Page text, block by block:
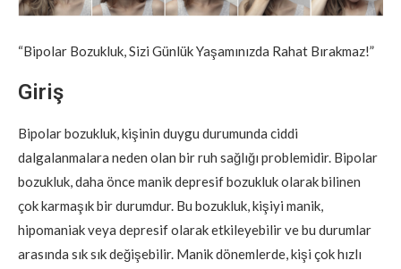
“Bipolar Bozukluk, Sizi Günlük Yaşamınızda Rahat Bırakmaz!”
Giriş
Bipolar bozukluk, kişinin duygu durumunda ciddi
dalgalanmalara neden olan bir ruh sağlığı problemidir. Bipolar
bozukluk, daha önce manik depresif bozukluk olarak bilinen
çok karmaşık bir durumdur. Bu bozukluk, kişiyi manik,
hipomaniak veya depresif olarak etkileyebilir ve bu durumlar
arasında sık sık değişebilir. Manik dönemlerde, kişi çok hızlı